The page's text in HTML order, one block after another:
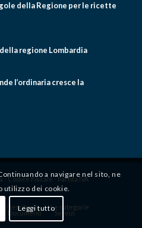
della Regione per le ricette
regione Lombardia
l’ordinaria cresce la
- Codice Fiscale - Partita IVA
/ territorio Le categorie
Documenti Servizi
a navigare nel sito, ne
utilizzo dei cookie.
Leggi tutto